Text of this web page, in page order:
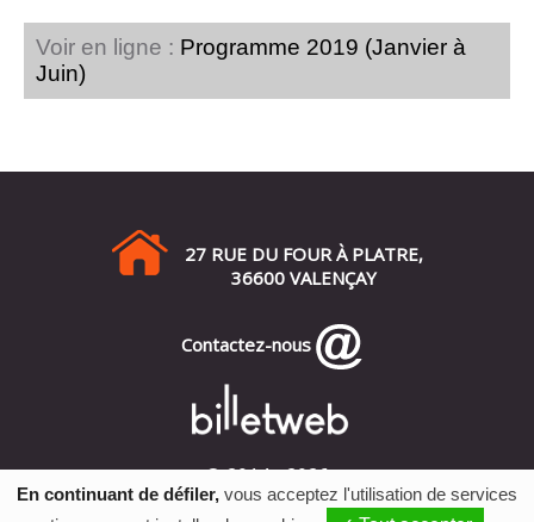
Voir en ligne : Programme 2019 (Janvier à
Juin)
27 RUE DU FOUR À PLATRE,
36600 VALENÇAY
Contactez-nous
© 2014 - 2026
• Mentions Légales
En continuant de défiler, vous acceptez l'utilisation de services